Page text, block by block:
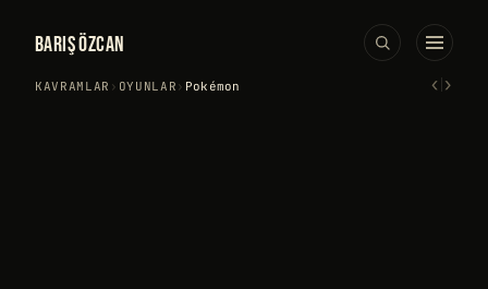
BARIŞ ÖZCAN
KAVRAMLAR › OYUNLAR › Pokémon ‹›